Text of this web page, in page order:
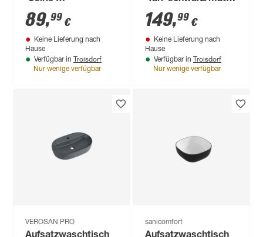
roségoldfarben Ø
17,9 x 35,8 x 21,5 cm
89,99 €
Keine Lieferung nach
Hause
Verfügbar in Troisdorf
Nur wenige verfügbar
40 x 60 x 15 cm
149,99 €
Keine Lieferung nach
Hause
Verfügbar in Troisdorf
Nur wenige verfügbar
VEROSAN PRO sanicomfort